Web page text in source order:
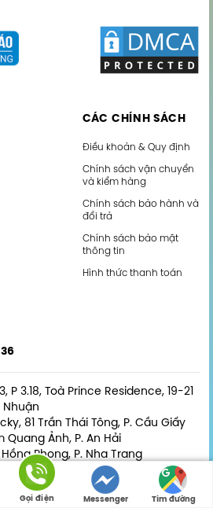
CÁC CHÍNH SÁCH
Điều khoản & Quy định
Chính sách vận chuyển
và kiểm hàng
Chính sách bảo hành và
đổi trả
Chính sách bảo mật
thông tin
Hình thức thanh toán
P 3.18, Toà Prince Residence, 19-21
Nhuận
81 Trần Thái Tông, P. Cầu Giấy
Quang Ảnh, P. An Hải
Hồng Phong, P. Nha Trang
Cấm, P. Gia Viên
Phan Sỹ Thục, P. Trường Thi
Gọi điện Messenger Tìm đường